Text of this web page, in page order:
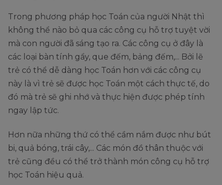
Trong phương pháp học Toán của người Nhật thì
không thể nào bỏ qua các công cụ hỗ trợ tuyệt vời
mà con người đã sáng tạo ra. Các công cụ ở đây là
các loại bàn tính gẩy, que đếm, bảng đếm,... Bởi lẽ
trẻ có thể dễ dàng học Toán hơn với các công cụ
này là vì trẻ sẽ được học Toán một cách thực tế, do
đó mà trẻ sẽ ghi nhớ và thực hiện được phép tính
ngay lập tức.
Hơn nữa những thứ có thể cầm nắm được như bút
bi, quả bóng, trái cây,... Các món đồ thân thuộc với
trẻ cũng đều có thể trở thành món công cụ hỗ trợ
học Toán hiệu quả.